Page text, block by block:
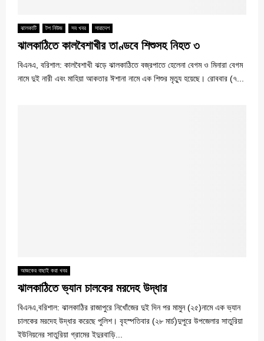
ঝালকাটি টপ নিউজ সব খবর সারাদেশ
ঝালকাঠিতে কালবৈশাখীর তাণ্ডবে শিশুসহ নিহত ৩
বিএনএ, বরিশাল: কালবৈশাখী ঝড়ে ঝালকাঠিতে বজ্রপাতে হেলেনা বেগম ও মিনারা বেগম
নামে দুই নারী এবং মাহিয়া আকতার ঈশানা নামে এক শিশুর মৃত্যু হয়েছে। রোববার (৭...
আজকের বাছাই করা খবর
ঝালকাঠিতে ভ্যান চালকের মরদেহ উদ্ধার
বিএনএ,বরিশাল: ঝালকাঠির রাজাপুরে নিখোঁজের দুই দিন পর মামুন (২৫)নামে এক ভ্যান
চালকের মরদেহ উদ্ধার করেছে পুলিশ। বৃহস্পতিবার (২৮ মার্চ)দুপুরে উপজেলার সাতুরিয়া
ইউনিয়নের সাতুরিয়া গ্রামের ইদুরবাড়ি...